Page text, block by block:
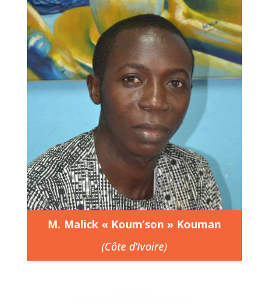
M. Malick « Koum’son » Kouman
(Côte d’Ivoire)